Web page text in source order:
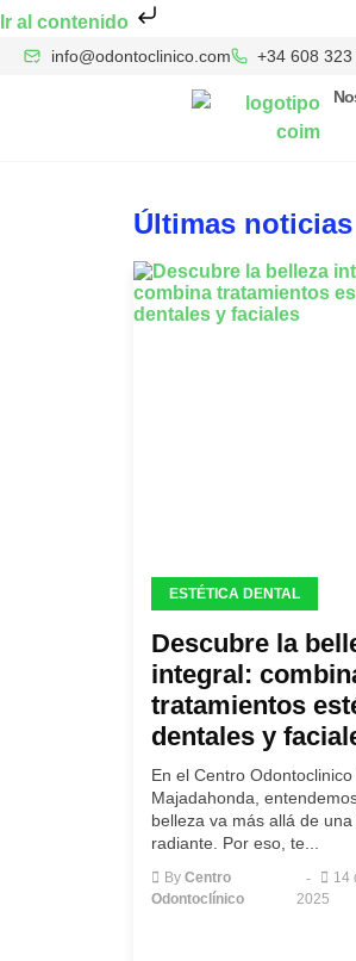
Ir al contenido
info@odontoclinico.com +34 608 323
Últimas
ESTÉTICA DENTAL
Descubre la
integral:
tratamientos
dentales y
En el Centro
Majadahonda,
belleza va más allá de una
radiante. Por eso, te...
By Centro
Odontoclínico
14
2025